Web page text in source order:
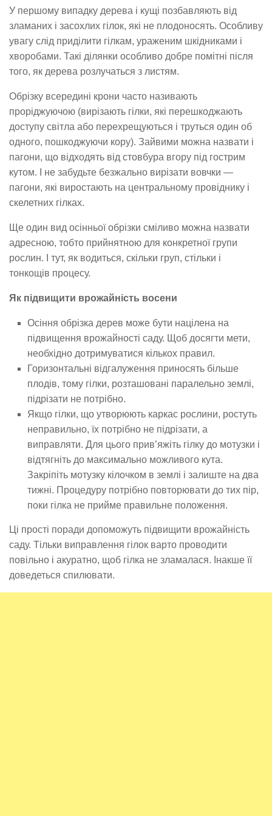
У першому випадку дерева і кущі позбавляють від
зламаних і засохлих гілок, які не плодоносять. Особливу
увагу слід приділити гілкам, ураженим шкідниками і
хворобами. Такі ділянки особливо добре помітні після
того, як дерева розлучаться з листям.
Обрізку всередині крони часто називають
проріджуючою (вирізають гілки, які перешкоджають
доступу світла або перехрещуються і труться один об
одного, пошкоджуючи кору). Зайвими можна назвати і
пагони, що відходять від стовбура вгору під гострим
кутом. І не забудьте безжально вирізати вовчки —
пагони, які виростають на центральному провіднику і
скелетних гілках.
Ще один вид осінньої обрізки сміливо можна назвати
адресною, тобто прийнятною для конкретної групи
рослин. І тут, як водиться, скільки груп, стільки і
тонкощів процесу.
Як підвищити врожайність восени
Осіння обрізка дерев може бути націлена на
підвищення врожайності саду. Щоб досягти мети,
необхідно дотримуватися кількох правил.
Горизонтальні відгалуження приносять більше
плодів, тому гілки, розташовані паралельно землі,
підрізати не потрібно.
Якщо гілки, що утворюють каркас рослини, ростуть
неправильно, їх потрібно не підрізати, а
виправляти. Для цього прив’яжіть гілку до мотузки і
відтягніть до максимально можливого кута.
Закріпіть мотузку кілочком в землі і залиште на два
тижні. Процедуру потрібно повторювати до тих пір,
поки гілка не прийме правильне положення.
Ці прості поради допоможуть підвищити врожайність
саду. Тільки виправлення гілок варто проводити
повільно і акуратно, щоб гілка не зламалася. Інакше її
доведеться спилювати.